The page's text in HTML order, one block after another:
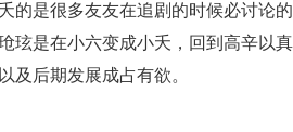
的是很多友友在追剧的时候必讨论
玹是在小六变成小夭，回到高辛以
及后期发展成占有欲。